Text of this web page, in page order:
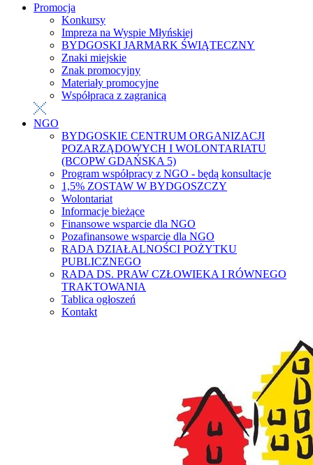
Promocja
Konkursy
Impreza na Wyspie Młyńskiej
BYDGOSKI JARMARK ŚWIĄTECZNY
Znaki miejskie
Znak promocyjny
Materiały promocyjne
Współpraca z zagranicą
NGO
BYDGOSKIE CENTRUM ORGANIZACJI
POZARZĄDOWYCH I WOLONTARIATU
(BCOPW GDAŃSKA 5)
Program współpracy z NGO - będą konsultacje
1,5% ZOSTAW W BYDGOSZCZY
Wolontariat
Informacje bieżące
Finansowe wsparcie dla NGO
Pozafinansowe wsparcie dla NGO
RADA DZIAŁALNOŚCI POŻYTKU
PUBLICZNEGO
RADA DS. PRAW CZŁOWIEKA I RÓWNEGO
TRAKTOWANIA
Tablica ogłoszeń
Kontakt